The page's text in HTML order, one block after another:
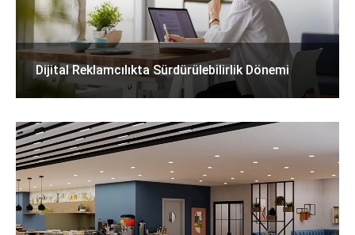
Dijital Reklamcılıkta Sürdürülebilirlik Dönemi